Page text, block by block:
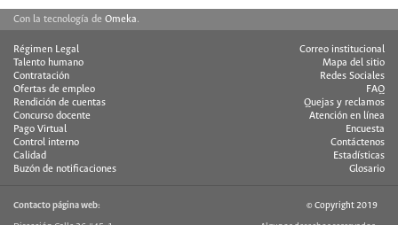
Con la tecnología de Omeka.
Régimen Legal
Talento humano
Contratación
Ofertas de empleo
Rendición de cuentas
Concurso docente
Pago Virtual
Control interno
Calidad
Buzón de notificaciones
Correo institucional
Mapa del sitio
Redes Sociales
FAQ
Quejas y reclamos
Atención en línea
Encuesta
Contáctenos
Estadísticas
Glosario
Contacto página web:
© Copyright 2019